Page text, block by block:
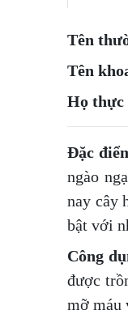
Tên
Tên
Họ thực
Đặc
ngào
nay cây
bật với
Công
được
mỡ máu